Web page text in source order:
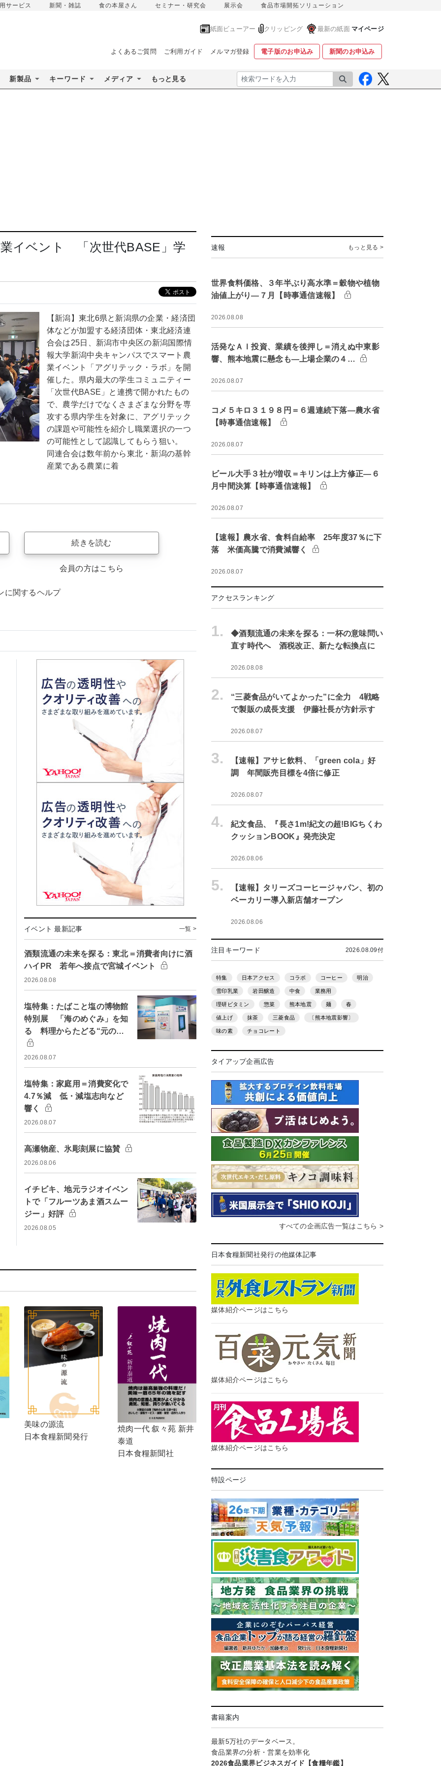
サービス 新聞・雑誌 食の本屋さん セミナー・研究会 展示会 食品市場開拓ソリューション
紙面ビューアー クリッピング 最新の紙面 マイページ
よくあるご質問 ご利用ガイド メルマガ登録 電子版のお申込み 新聞のお申込み
新製品 キーワード メディア もっと見る 検索
イベント 「次世代BASE」学
【新潟】東北6県と新潟県の企業・経済団
体などが加盟する経済団体・東北経済連
合会は25日、新潟市中央区の新潟国際情
報大学新潟中央キャンパスでスマート農
業イベント「アグリテック・ラボ」を開
催した。県内最大の学生コミュニティー
「次世代BASE」と連携で開かれたもの
で、農学だけでなくさまざまな分野を専
攻する県内学生を対象に、アグリテック
の課題や可能性を紹介し職業選択の一つ
の可能性として認識してもらう狙い。
同連合会は数年前から東北・新潟の基幹
産業である農業に着
続きを読む
会員の方はこちら
に関するヘルプ
イベント 最新記事 一覧 >
酒類流通の未来を探る：東北＝消費者向けに酒
ハイPR 若年へ接点で宮城イベント
2026.08.08
塩特集：たばこと塩の博物館
特別展 「海のめぐみ」を知
る 料理からたどる“元の…
2026.08.07
塩特集：家庭用＝消費変化で
4.7％減 低・減塩志向など
響く
2026.08.07
高瀬物産、氷彫刻展に協賛
2026.08.06
イチビキ、地元ラジオイベン
トで「フルーツあま酒スムー
ジー」好評
2026.08.05
美味の源流
日本食糧新聞発行
焼肉一代 叙々苑 新井
泰道
日本食糧新聞社
速報 もっと見る >
世界食料価格、３年半ぶり高水準＝穀物や植物
油値上がり―７月【時事通信速報】
2026.08.08
活発なＡＩ投資、業績を後押し＝消えぬ中東影
響、熊本地震に懸念も―上場企業の４…
2026.08.07
コメ５キロ３１９８円＝６週連続下落―農水省
【時事通信速報】
2026.08.07
ビール大手３社が増収＝キリンは上方修正―６
月中間決算【時事通信速報】
2026.08.07
【速報】農水省、食料自給率 25年度37％に下
落 米価高騰で消費減響く
2026.08.07
アクセスランキング
1.
◆酒類流通の未来を探る：一杯の意味問い
直す時代へ 酒税改正、新たな転換点に
2026.08.08
2.
“三菱食品がいてよかった”に全力 4戦略
で製販の成長支援 伊藤社長が方針示す
2026.08.07
3.
【速報】アサヒ飲料、「green cola」好
調 年間販売目標を4倍に修正
2026.08.07
4.
紀文食品、『長さ1m!紀文の超!BIGちくわ
クッションBOOK』発売決定
2026.08.06
5.
【速報】タリーズコーヒージャパン、初の
ベーカリー導入新店舗オープン
2026.08.06
注目キーワード 2026.08.09付
特集 日本アクセス コラボ コーヒー 明治
雪印乳業 岩田醸造 中食 業務用
理研ビタミン 惣菜 熊本地震 麺 春
値上げ 抹茶 三菱食品 〔熊本地震影響〕
味の素 チョコレート
タイアップ企画広告
すべての企画広告一覧はこちら >
日本食糧新聞社発行の他媒体記事
媒体紹介ページはこちら
媒体紹介ページはこちら
媒体紹介ページはこちら
特設ページ
書籍案内
最新5万社のデータベース。
食品業界の分析・営業を効率化
2026食品業界ビジネスガイド【食糧年鑑】